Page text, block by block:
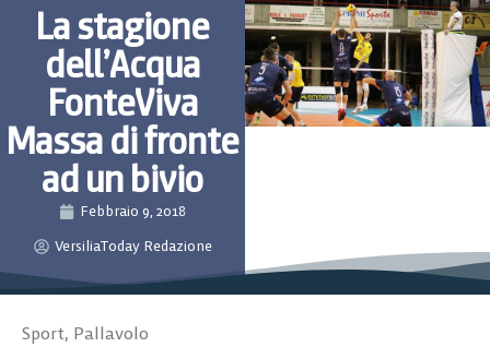
La stagione
dell’Acqua
FonteViva
Massa di fronte
ad un bivio
Febbraio 9, 2018
VersiliaToday Redazione
Sport, Pallavolo